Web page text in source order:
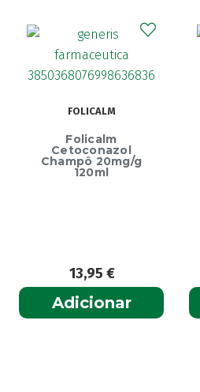
FOLICALM
Folicalm
Cetoconazol
Champô 20mg/g
120ml
13,95€
Adicionar